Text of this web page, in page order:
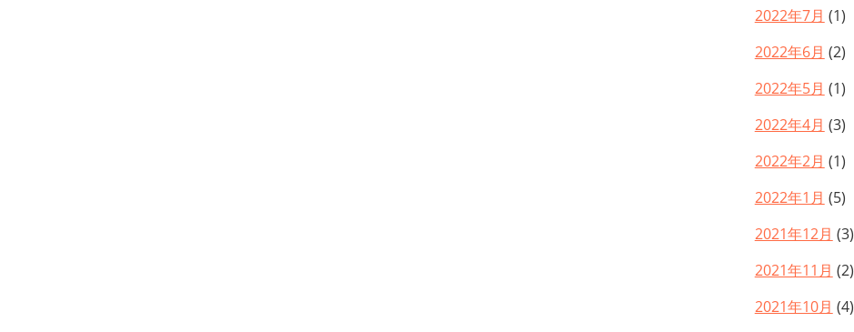
2022年7月 (1)
2022年6月 (2)
2022年5月 (1)
2022年4月 (3)
2022年2月 (1)
2022年1月 (5)
2021年12月 (3)
2021年11月 (2)
2021年10月 (4)